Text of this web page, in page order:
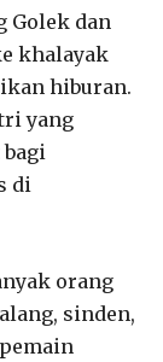
Golek dan
khalayak
hiburan.
yang
di
orang
sinden,